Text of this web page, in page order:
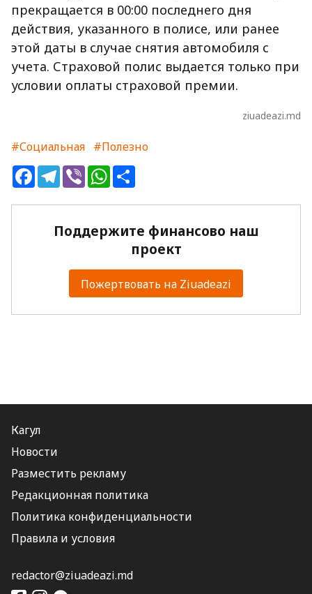
прекращается в 00:00 последнего дня
действия, указанного в полисе, или ранее
этой даты в случае снятия автомобиля с
учета. Страховой полис выдается только при
условии оплаты страховой премии.
ziuadeazi.md
#Социальная #Полезно
FacebookTelegram
ViberWhatsApp
Поддержите финансово наш
проект
Пожертвовать на Ziuadeazi
Кагул
Новости
Разместить рекламу
Редакционная политика
Политика конфиденциальности
Правила и условия
redactor@ziuadeazi.md